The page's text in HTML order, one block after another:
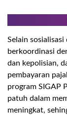
Selain sosialisasi
berkoordinasi
dan kepolisian,
pembayaran
program SIGAP
patuh dalam
meningkat,